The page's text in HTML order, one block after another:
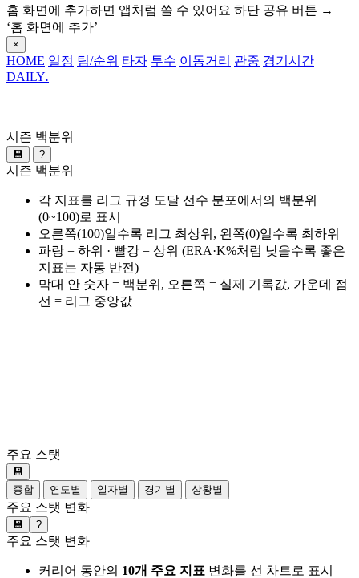
홈 화면에 추가하면 앱처럼 쓸 수 있어요 하단 공유 버튼 →
‘홈 화면에 추가’
×
HOME 일정 팀/순위 타자 투수 이동거리 관중 경기시간
DAILY.
시즌 백분위
💾 ?
시즌 백분위
각 지표를 리그 규정 도달 선수 분포에서의 백분위
(0~100)로 표시
오른쪽(100)일수록 리그 최상위, 왼쪽(0)일수록 최하위
파랑 = 하위 · 빨강 = 상위 (ERA·K%처럼 낮을수록 좋은
지표는 자동 반전)
막대 안 숫자 = 백분위, 오른쪽 = 실제 기록값, 가운데 점
선 = 리그 중앙값
주요 스탯
💾
종합
연도별 일자별 경기별 상황별
주요 스탯 변화
💾 ?
주요 스탯 변화
커리어 동안의 10개 주요 지표 변화를 선 차트로 표시